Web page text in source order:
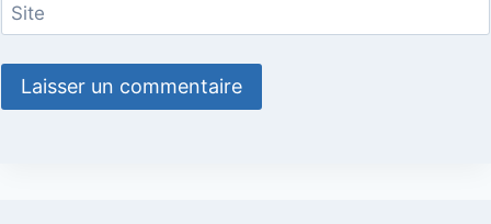
Site